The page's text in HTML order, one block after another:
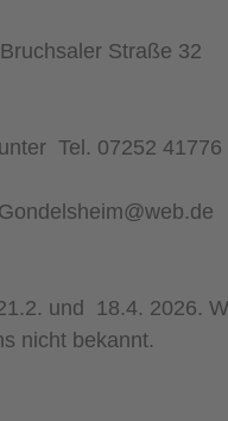
Straße 32
Tel. 07252 41776
und 18.4. 2026.
nicht bekannt.